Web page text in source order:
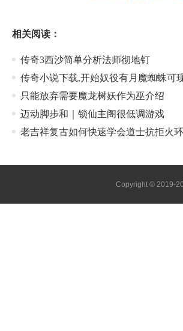
相关阅读：
传奇3西沙简单分析法师彻地钉
传奇小说下载,开始奴役有月魔蜘蛛可
只能放弃需要魔龙树妖作为巫介绍
迈动脚步和｜锁仙主阁很低调游戏
老吉祥复古如何快速学会道士抗拒火环
Copyright © 2019-